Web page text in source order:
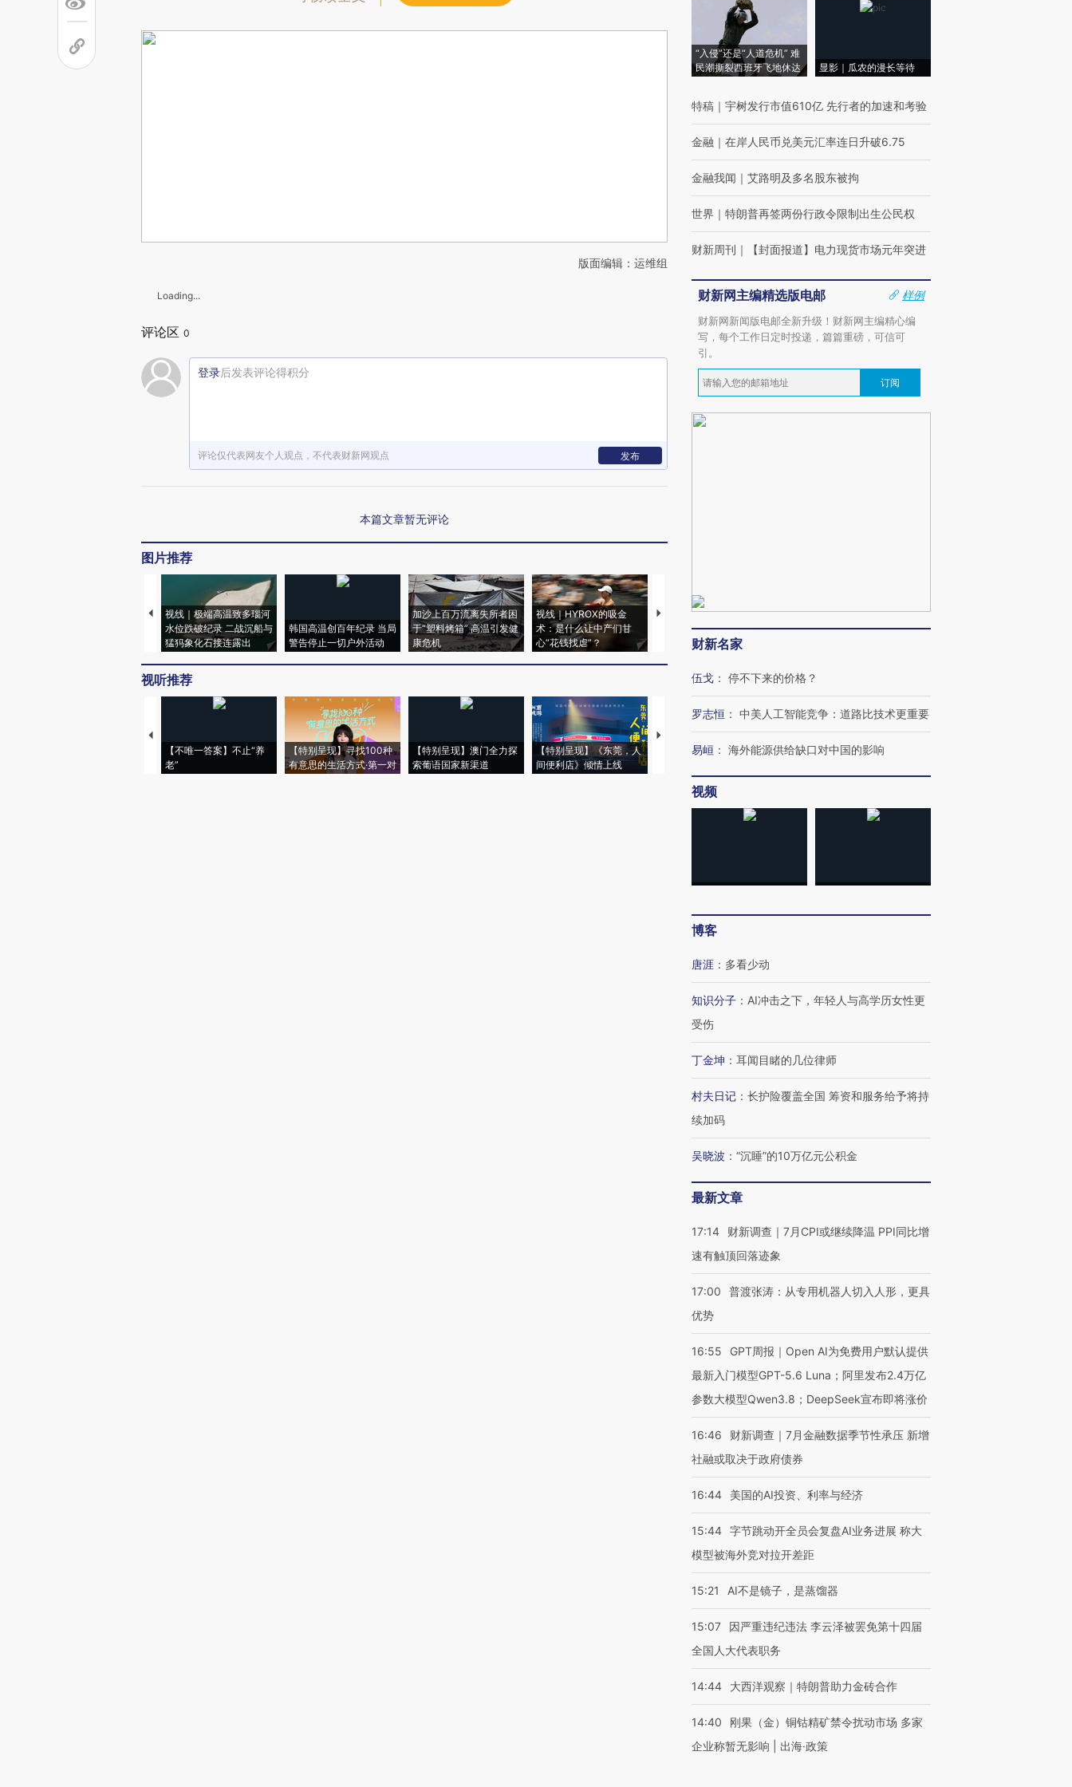
版面编辑：运维组
Loading...
评论区 0
登录后发表评论得积分
评论仅代表网友个人观点，不代表财新网观点 发布
本篇文章暂无评论
图片推荐
视线｜极端高温致多瑙河
水位跌破纪录 二战沉船与
猛犸象化石接连露出
韩国高温创百年纪录 当局
警告停止一切户外活动
加沙上百万流离失所者困
于“塑料烤箱” 高温引发健
康危机
视线｜HYROX的吸金
术：是什么让中产们甘
心“花钱找虐”？
马航飞行员跨国走私7万
粒摇头丸 尿检体内含3种
视线｜被称为“蟑螂”的印
度Z世代 用街头抗争将教
视线｜“入侵”还是“人道危
机”？难民潮撕裂西班牙
视听推荐
【不唯一答案】不止“养
老”
【特别呈现】寻找100种
有意思的生活方式·第一对
【特别呈现】澳门全力探
索葡语国家新渠道
【特别呈现】《东莞，人
间便利店》倾情上线
【推广】走进第四届链博
会，让数智科技“链”接产
【特别呈现】寻找100种
【商旅对话】华住集团
“入侵”还是“人道危机” 难
民潮撕裂西班牙飞地休达
显影｜瓜农的漫长等待
特稿 ｜ 宇树发行市值610亿 先行者的加速和考验
金融 ｜ 在岸人民币兑美元汇率连日升破6.75
金融我闻 ｜ 艾路明及多名股东被拘
世界 ｜ 特朗普再签两份行政令限制出生公民权
财新周刊 ｜ 【封面报道】电力现货市场元年突进
财新网主编精选版电邮
样例
财新网新闻版电邮全新升级！财新网主编精心编
写，每个工作日定时投递，篇篇重磅，可信可
引。
订阅
财新名家
伍戈 ： 停不下来的价格？
罗志恒 ： 中美人工智能竞争：道路比技术更重要
易峘 ： 海外能源供给缺口对中国的影响
视频
博客
唐涯 ： 多看少动
知识分子 ： AI冲击之下，年轻人与高学历女性更
受伤
丁金坤 ： 耳闻目睹的几位律师
村夫日记 ： 长护险覆盖全国 筹资和服务给予将持
续加码
吴晓波 ： “沉睡”的10万亿元公积金
最新文章
17:14
财新调查｜7月CPI或继续降温 PPI同比增
速有触顶回落迹象
17:00
普渡张涛：从专用机器人切入人形，更具
优势
16:55
GPT周报｜Open AI为免费用户默认提供
最新入门模型GPT-5.6 Luna；阿里发布2.4万亿
参数大模型Qwen3.8；DeepSeek宣布即将涨价
16:46
财新调查｜7月金融数据季节性承压 新增
社融或取决于政府债券
16:44 美国的AI投资、利率与经济
15:44 字节跳动开全员会复盘AI业务进展 称大
模型被海外竞对拉开差距
15:21 AI不是镜子，是蒸馏器
15:07
因严重违纪违法 李云泽被罢免第十四届
全国人大代表职务
14:44 大西洋观察｜特朗普助力金砖合作
14:40
刚果（金）铜钴精矿禁令扰动市场 多家
企业称暂无影响 | 出海·政策